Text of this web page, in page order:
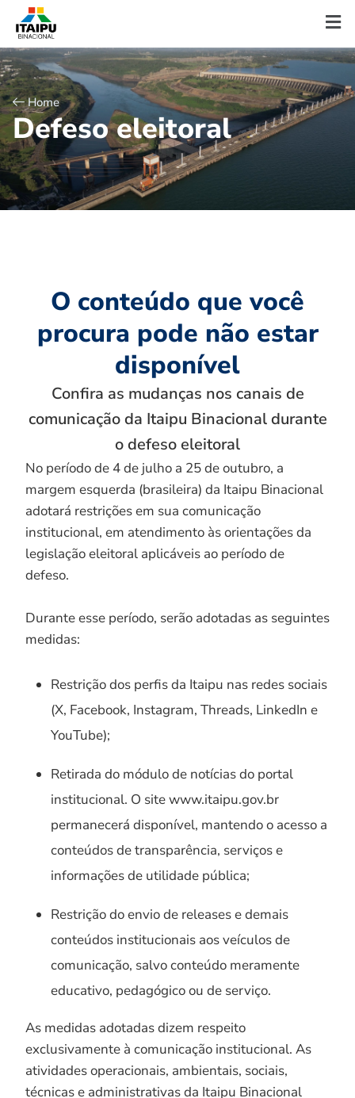
Home
Defeso eleitoral
O conteúdo que você
procura pode não estar
disponível
Confira as mudanças nos canais de
comunicação da Itaipu Binacional durante
o defeso eleitoral
No período de 4 de julho a 25 de outubro, a
margem esquerda (brasileira) da Itaipu Binacional
adotará restrições em sua comunicação
institucional, em atendimento às orientações da
legislação eleitoral aplicáveis ao período de
defeso.
Durante esse período, serão adotadas as seguintes
medidas:
Restrição dos perfis da Itaipu nas redes sociais
(X, Facebook, Instagram, Threads, LinkedIn e
YouTube);
Retirada do módulo de notícias do portal
institucional. O site www.itaipu.gov.br
permanecerá disponível, mantendo o acesso a
conteúdos de transparência, serviços e
informações de utilidade pública;
Restrição do envio de releases e demais
conteúdos institucionais aos veículos de
comunicação, salvo conteúdo meramente
educativo, pedagógico ou de serviço.
As medidas adotadas dizem respeito
exclusivamente à comunicação institucional. As
atividades operacionais, ambientais, sociais,
técnicas e administrativas da Itaipu Binacional